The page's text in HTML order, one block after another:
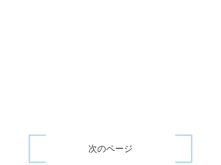
次のページ